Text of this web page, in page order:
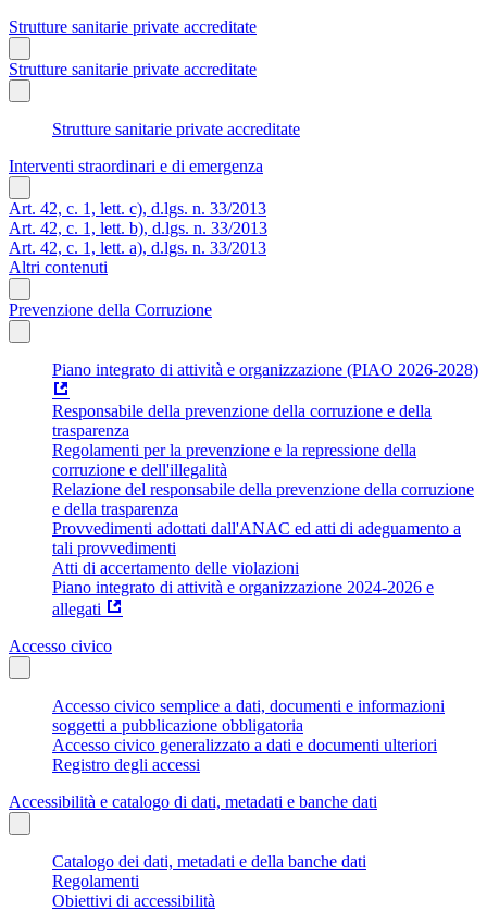
Strutture sanitarie private accreditate
Strutture sanitarie private accreditate
Strutture sanitarie private accreditate
Interventi straordinari e di emergenza
Art. 42, c. 1, lett. c), d.lgs. n. 33/2013
Art. 42, c. 1, lett. b), d.lgs. n. 33/2013
Art. 42, c. 1, lett. a), d.lgs. n. 33/2013
Altri contenuti
Prevenzione della Corruzione
Piano integrato di attività e organizzazione (PIAO 2026-2028)
Responsabile della prevenzione della corruzione e della
trasparenza
Regolamenti per la prevenzione e la repressione della
corruzione e dell'illegalità
Relazione del responsabile della prevenzione della corruzione
e della trasparenza
Provvedimenti adottati dall'ANAC ed atti di adeguamento a
tali provvedimenti
Atti di accertamento delle violazioni
Piano integrato di attività e organizzazione 2024-2026 e
allegati
Accesso civico
Accesso civico semplice a dati, documenti e informazioni
soggetti a pubblicazione obbligatoria
Accesso civico generalizzato a dati e documenti ulteriori
Registro degli accessi
Accessibilità e catalogo di dati, metadati e banche dati
Catalogo dei dati, metadati e della banche dati
Regolamenti
Obiettivi di accessibilità